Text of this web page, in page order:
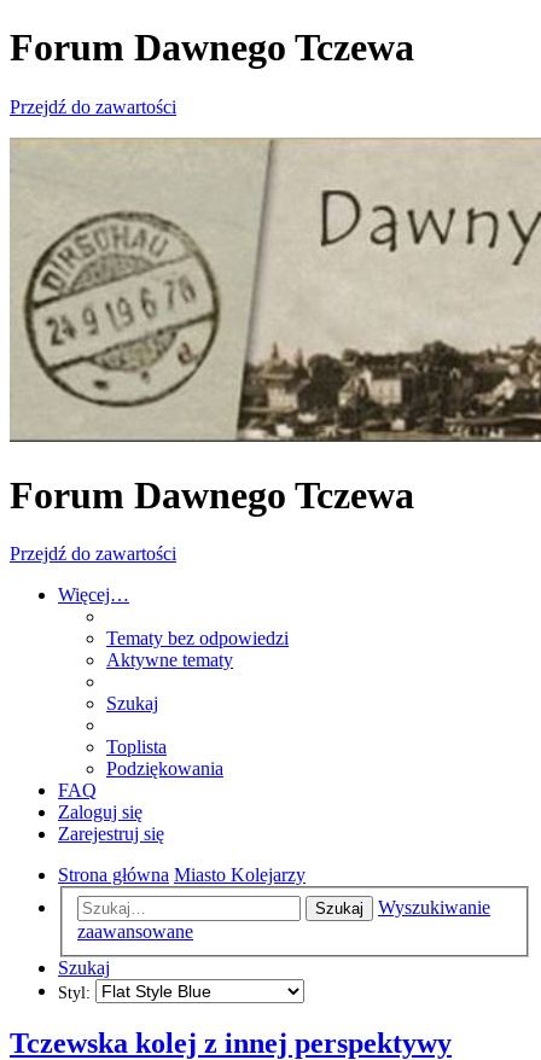
Forum Dawnego Tczewa
Przejdź do zawartości
Forum Dawnego Tczewa
Przejdź do zawartości
Więcej…
Tematy bez odpowiedzi
Aktywne tematy
Szukaj
Toplista
Podziękowania
FAQ
Zaloguj się
Zarejestruj się
Strona główna Miasto Kolejarzy
Szukaj
Wyszukiwanie
zaawansowane
Szukaj
Styl:
Tczewska kolej z innej perspektywy